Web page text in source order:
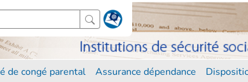
de congé parental Assurance dépendance